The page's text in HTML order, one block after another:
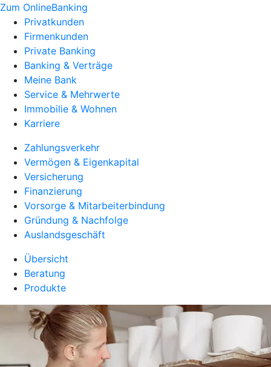
Zum OnlineBanking
Privatkunden
Firmenkunden
Private Banking
Banking & Verträge
Meine Bank
Service & Mehrwerte
Immobilie & Wohnen
Karriere
Zahlungsverkehr
Vermögen & Eigenkapital
Versicherung
Finanzierung
Vorsorge & Mitarbeiterbindung
Gründung & Nachfolge
Auslandsgeschäft
Übersicht
Beratung
Produkte